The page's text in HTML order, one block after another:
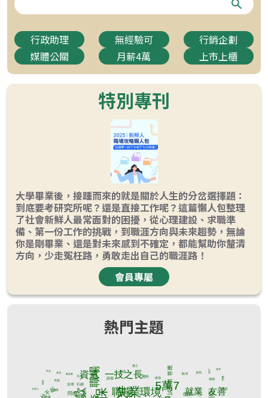
行政助理 無經驗可
行銷企劃
媒體公關
月薪4萬 上市上櫃
特別專刊
大學畢業後，接踵而來的就是關於人生的分岔選擇題：
到底要考研究所呢？還是直接工作呢？這篇懶人包整理
了社會新鮮人最常面對的困擾，從心理建設、求職準
備、第一份工作的挑戰，到職涯方向與未來趨勢，無論
你是剛畢業、還是對未來感到不確定，都能幫助你釐清
方向，少走冤枉路，勇敢走出自己的職涯路！
會員專屬
熱門主題